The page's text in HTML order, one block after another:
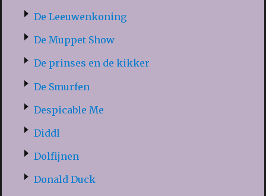
De Leeuwenkoning
De Muppet Show
De prinses en de kikker
De Smurfen
Despicable Me
Diddl
Dolfijnen
Donald Duck